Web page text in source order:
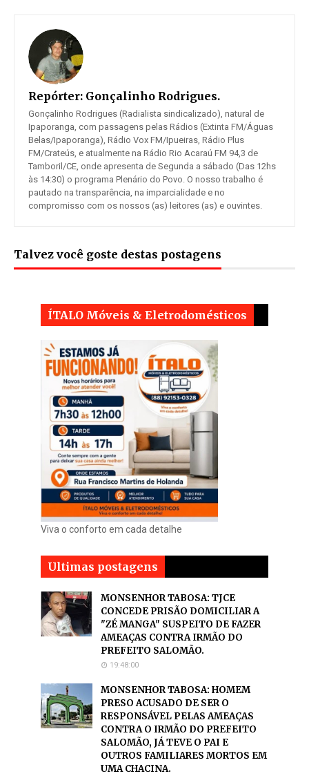
Repórter: Gonçalinho Rodrigues.
Gonçalinho Rodrigues (Radialista sindicalizado), natural de
Ipaporanga, com passagens pelas Rádios (Extinta FM/Águas
Belas/Ipaporanga), Rádio Vox FM/Ipueiras, Rádio Plus
FM/Crateús, e atualmente na Rádio Rio Acaraú FM 94,3 de
Tamboril/CE, onde apresenta de Segunda a sábado (Das 12hs
às 14:30) o programa Plenário do Povo. O nosso trabalho é
pautado na transparência, na imparcialidade e no
compromisso com os nossos (as) leitores (as) e ouvintes.
Talvez você goste destas postagens
ÍTALO Móveis & Eletrodomésticos
Viva o conforto em cada detalhe
Ultimas postagens
MONSENHOR TABOSA: TJCE
CONCEDE PRISÃO DOMICILIAR A
"ZÉ MANGA" SUSPEITO DE FAZER
AMEAÇAS CONTRA IRMÃO DO
PREFEITO SALOMÃO.
19:48:00
MONSENHOR TABOSA: HOMEM
PRESO ACUSADO DE SER O
RESPONSÁVEL PELAS AMEAÇAS
CONTRA O IRMÃO DO PREFEITO
SALOMÃO, JÁ TEVE O PAI E
OUTROS FAMILIARES MORTOS EM
UMA CHACINA.